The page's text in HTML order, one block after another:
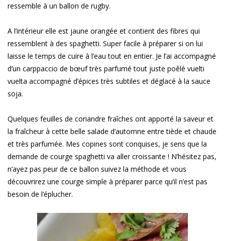
ressemble à un ballon de rugby.
A l’intérieur elle est jaune orangée et contient des fibres qui
ressemblent à des spaghetti. Super facile à préparer si on lui
laisse le temps de cuire à l’eau tout en entier. Je l’ai accompagné
d’un carppaccio de bœuf très parfumé tout juste poêlé vuelti
vuelta accompagné d’épices très subtiles et déglacé à la sauce
soja.
Quelques feuilles de coriandre fraîches ont apporté la saveur et
la fraîcheur à cette belle salade d’automne entre tiède et chaude
et très parfumée. Mes copines sont conquises, je sens que la
demande de courge spaghetti va aller croissante ! N’hésitez pas,
n’ayez pas peur de ce ballon suivez la méthode et vous
découvrirez une courge simple à préparer parce qu’il n’est pas
besoin de l’éplucher.